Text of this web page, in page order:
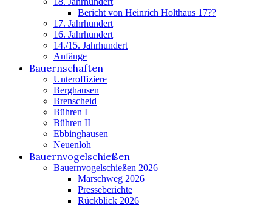
Bericht von Heinrich Holthaus 17??
17. Jahrhundert
16. Jahrhundert
14./15. Jahrhundert
Anfänge
Bauernschaften
Unteroffiziere
Berghausen
Brenscheid
Bühren I
Bühren II
Ebbinghausen
Neuenloh
Bauernvogelschießen
Bauernvogelschießen 2026
Marschweg 2026
Presseberichte
Rückblick 2026